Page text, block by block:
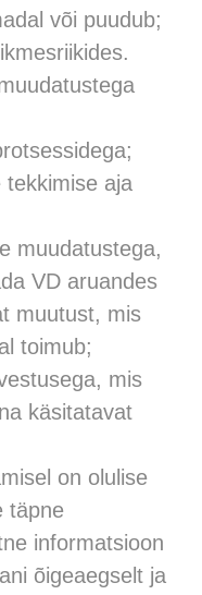
või puudub;
tekkimise aja
muudatustega,
VD aruandes
mis
toimub;
mis
käsitatavat
on olulise
täpne
informatsioon
õigeaegselt ja